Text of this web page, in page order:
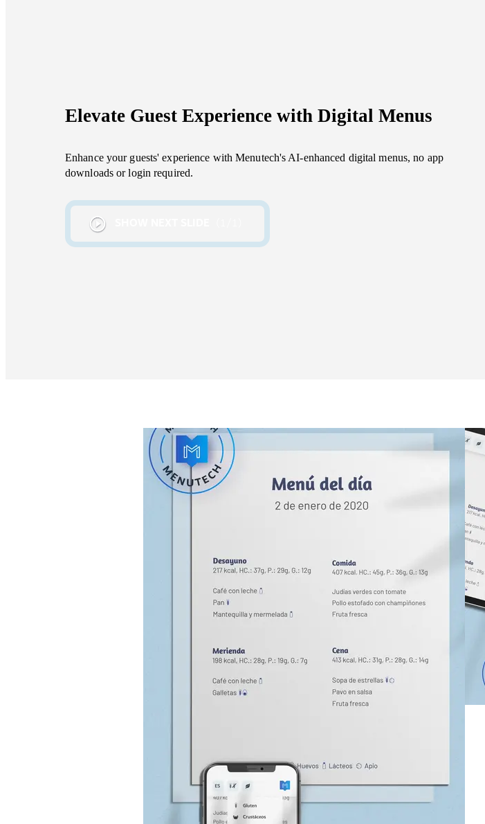
Elevate Guest Experience with Digital Menus
Enhance your guests' experience with Menutech's AI-enhanced digital menus, no app
downloads or login required.